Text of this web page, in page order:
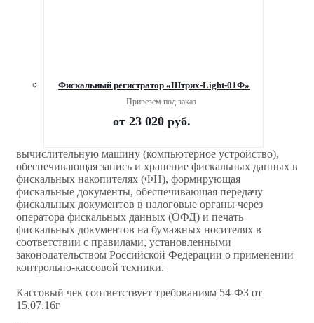
Фискальный регистратор «Штрих-Light-01Ф»
Привезем под заказ
от 23 020 руб.
вычислительную машину (компьютерное устройство),
обеспечивающая запись и хранение фискальных данных в
фискальных накопителях (ФН), формирующая
фискальные документы, обеспечивающая передачу
фискальных документов в налоговые органы через
оператора фискальных данных (ОФД) и печать
фискальных документов на бумажных носителях в
соответствии с правилами, установленными
законодательством Российской Федерации о применении
контрольно-кассовой техники.
Кассовый чек соответствует требованиям 54-ФЗ от
15.07.16г